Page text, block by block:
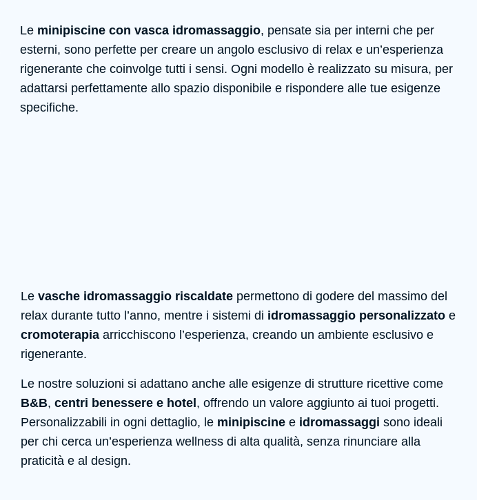
Le minipiscine con vasca idromassaggio, pensate sia per interni che per
esterni, sono perfette per creare un angolo esclusivo di relax e un’esperienza
rigenerante che coinvolge tutti i sensi. Ogni modello è realizzato su misura, per
adattarsi perfettamente allo spazio disponibile e rispondere alle tue esigenze
specifiche.
Le vasche idromassaggio riscaldate permettono di godere del massimo del
relax durante tutto l’anno, mentre i sistemi di idromassaggio personalizzato e
cromoterapia arricchiscono l’esperienza, creando un ambiente esclusivo e
rigenerante.
Le nostre soluzioni si adattano anche alle esigenze di strutture ricettive come
B&B, centri benessere e hotel, offrendo un valore aggiunto ai tuoi progetti.
Personalizzabili in ogni dettaglio, le minipiscine e idromassaggi sono ideali
per chi cerca un’esperienza wellness di alta qualità, senza rinunciare alla
praticità e al design.